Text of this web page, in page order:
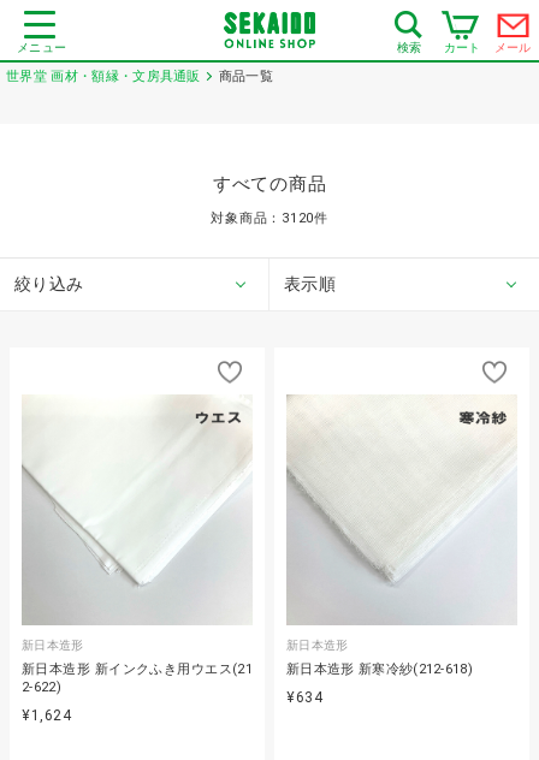
メニュー 検索 カート メール
世界堂 画材・額縁・文房具通販 商品一覧
すべての商品
対象商品： 3120件
絞り込み 表示順
新日本造形
新日本造形 新インクふき用ウエス(21
2-622)
¥1,624
新日本造形
新日本造形 新寒冷紗(212-618)
¥634